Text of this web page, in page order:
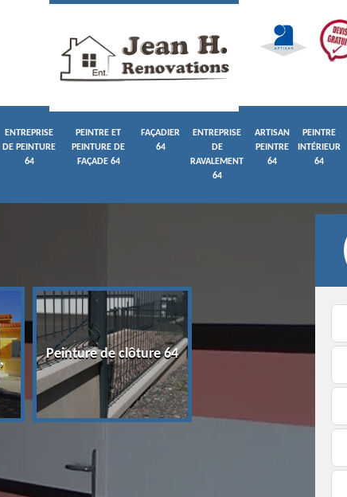
ENTREPRISE
DE PEINTURE
64
PEINTRE ET
PEINTURE DE
FAÇADE 64
FAÇADIER
64
ENTREPRISE
DE
RAVALEMENT
64
ARTISAN
PEINTRE
64
PEINTRE
INTÉRIEUR
64
Peinture de clôture 64
Entreprise de peinture